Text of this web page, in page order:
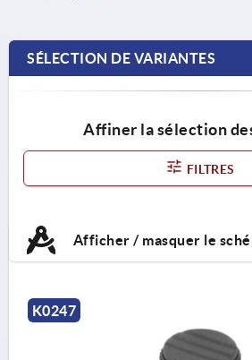
SÉLECTION DE VARIANTES
Affiner la sélection
FILTRES
Afficher / masquer le
K0247